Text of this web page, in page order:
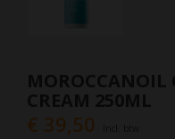
€ 39,50